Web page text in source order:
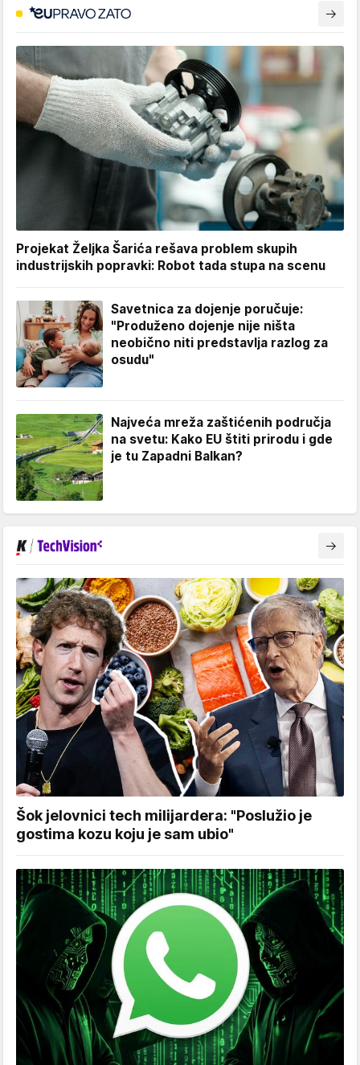
Projekat Željka Šarića rešava problem skupih
industrijskih popravki: Robot tada stupa na scenu
Savetnica za dojenje poručuje:
"Produženo dojenje nije ništa
neobično niti predstavlja razlog za
osudu"
Najveća mreža zaštićenih područja
na svetu: Kako EU štiti prirodu i gde
je tu Zapadni Balkan?
Šok jelovnici tech milijardera: "Poslužio je
gostima kozu koju je sam ubio"